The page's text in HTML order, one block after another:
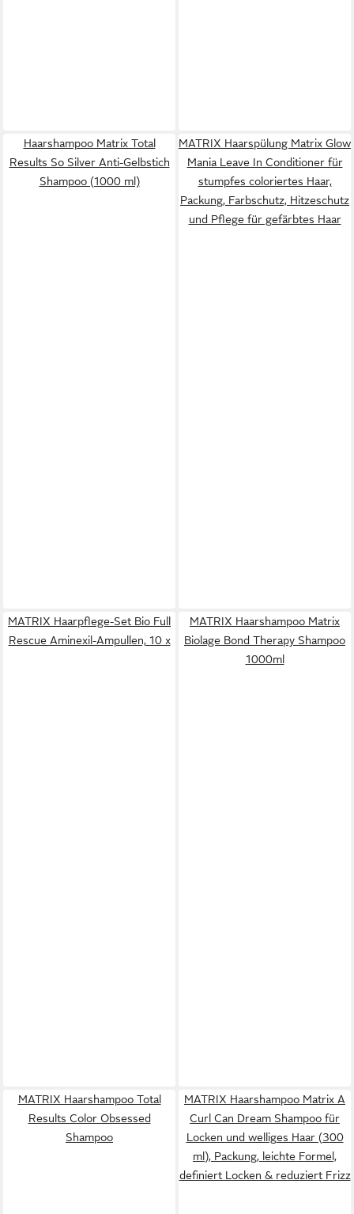
Haarshampoo Matrix Total
Results So Silver Anti-Gelbstich
Shampoo (1000 ml)
MATRIX Haarspülung Matrix Glow
Mania Leave In Conditioner für
stumpfes coloriertes Haar,
Packung, Farbschutz, Hitzeschutz
und Pflege für gefärbtes Haar
MATRIX Haarpflege-Set Bio Full
Rescue Aminexil-Ampullen, 10 x
MATRIX Haarshampoo Matrix
Biolage Bond Therapy Shampoo
1000ml
MATRIX Haarshampoo Total
Results Color Obsessed
Shampoo
MATRIX Haarshampoo Matrix A
Curl Can Dream Shampoo für
Locken und welliges Haar (300
ml), Packung, leichte Formel,
definiert Locken & reduziert Frizz